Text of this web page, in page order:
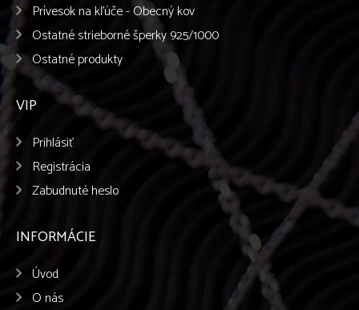
Prívesok na kľúče - Obecný kov
Ostatné strieborné šperky 925/1000
Ostatné produkty
VIP
Prihlásiť
Registrácia
Zabudnuté heslo
INFORMÁCIE
Úvod
O nás